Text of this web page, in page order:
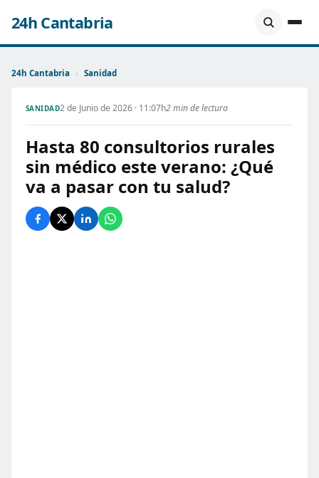
24h Cantabria
24h Cantabria › Sanidad
SANIDAD2 de Junio de 2026 · 11:07h2 min de lectura
Hasta 80 consultorios rurales
sin médico este verano: ¿Qué
va a pasar con tu salud?